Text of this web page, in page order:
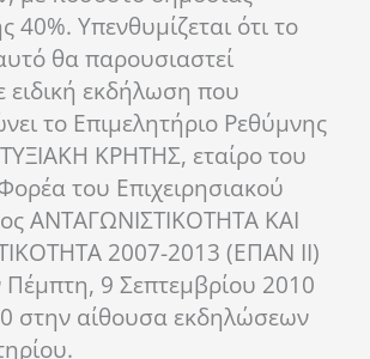
40%. Υπενθυμίζεται ότι το
θα παρουσιαστεί
ειδική εκδήλωση που
το Επιμελητήριο Ρεθύμνης
ΚΡΗΤΗΣ, εταίρο του
του Επιχειρησιακού
ΑΝΤΑΓΩΝΙΣΤΙΚΟΤΗΤΑ ΚΑΙ
2007-2013 (ΕΠΑΝ ΙΙ)
9 Σεπτεμβρίου 2010
στην αίθουσα εκδηλώσεων